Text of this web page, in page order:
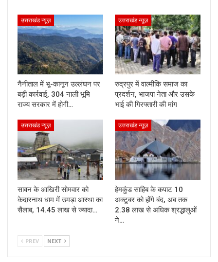
उत्तराखंड न्यूज़
नैनीताल में भू-कानून उल्लंघन पर
बड़ी कार्रवाई, 304 नाली भूमि
राज्य सरकार में होगी…
उत्तराखंड न्यूज़
रुद्रपुर में वाल्मीकि समाज का
प्रदर्शन, भाजपा नेता और उसके
भाई की गिरफ्तारी की मांग
उत्तराखंड न्यूज़
सावन के आखिरी सोमवार को
केदारनाथ धाम में उमड़ा आस्था का
सैलाब, 14.45 लाख से ज्यादा…
उत्तराखंड न्यूज़
हेमकुंड साहिब के कपाट 10
अक्टूबर को होंगे बंद, अब तक
2.38 लाख से अधिक श्रद्धालुओं
ने…
PREV NEXT